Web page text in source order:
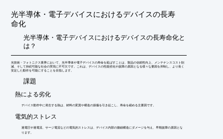
光半導体・電子デバイスにおけるデバイスの長寿
命化
光半導体・電子デバイスにおけるデバイスの長寿命化と
は？
光技術・フォトニクス業界において、光半導体や電子デバイスの寿命を延ばすことは、製品の信頼性向上、メンテナンスコスト削
減、そして持続可能な社会の実現に不可欠です。これは、デバイスの性能劣化や故障の原因となる様々な要因を抑制し、より長く
安定した動作を可能にすることを目指します。
​課題
熱による劣化
デバイス動作中に発生する熱は、材料の変質や構造の損傷を引き起こし、寿命を縮める主要因です。
電気的ストレス
過電圧や過電流、サージ電流などの電気的ストレスは、デバイス内部の微細構造にダメージを与え、早期故障の原因とな
ります。